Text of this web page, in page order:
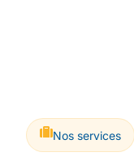
Nos services